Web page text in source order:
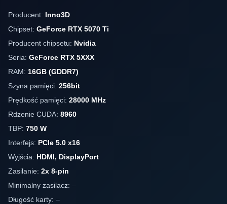
Producent: Inno3D
Chipset: GeForce RTX 5070 Ti
Producent chipsetu: Nvidia
Seria: GeForce RTX 5XXX
RAM: 16GB (GDDR7)
Szyna pamięci: 256bit
Prędkość pamięci: 28000 MHz
Rdzenie CUDA: 8960
TBP: 750 W
Interfejs: PCIe 5.0 x16
Wyjścia: HDMI, DisplayPort
Zasilanie: 2x 8-pin
Minimalny zasilacz: –
Długość karty: –